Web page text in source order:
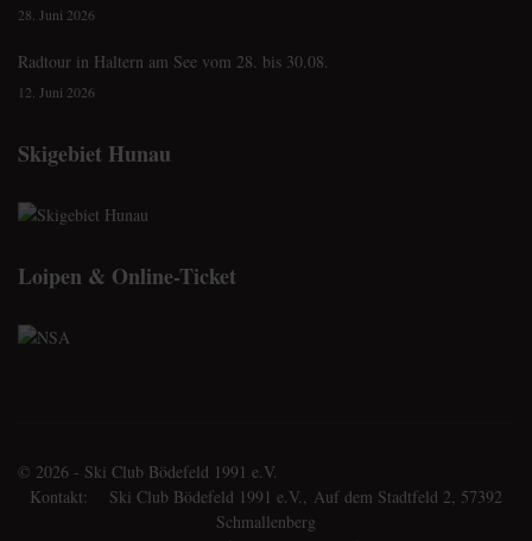
28. Juni 2026
Radtour in Haltern am See vom 28. bis 30.08.
12. Juni 2026
Skigebiet Hunau
Loipen & Online-Ticket
© 2026 - Ski Club Bödefeld 1991 e.V.
Kontakt: Ski Club Bödefeld 1991 e.V., Auf dem Stadtfeld 2, 57392
Schmallenberg